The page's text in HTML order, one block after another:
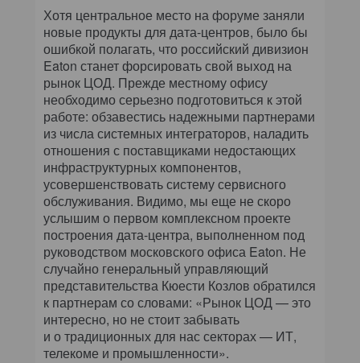
Хотя центральное место на форуме заняли
новые продукты для дата-центров, было бы
ошибкой полагать, что российский дивизион
Eaton станет форсировать свой выход на
рынок ЦОД. Прежде местному офису
необходимо серьезно подготовиться к этой
работе: обзавестись надежными партнерами
из числа системных интеграторов, наладить
отношения с поставщиками недостающих
инфраструктурных компонентов,
усовершенствовать систему сервисного
обслуживания. Видимо, мы еще не скоро
услышим о первом комплексном проекте
построения дата-центра, выполненном под
руководством московского офиса Eaton. Не
случайно генеральный управляющий
представительства Кюести Козлов обратился
к партнерам со словами: «Рынок ЦОД — это
интересно, но не стоит забывать
и о традиционных для нас секторах — ИТ,
телекоме и промышленности».